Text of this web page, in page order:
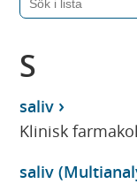
S
saliv
Klinisk
saliv